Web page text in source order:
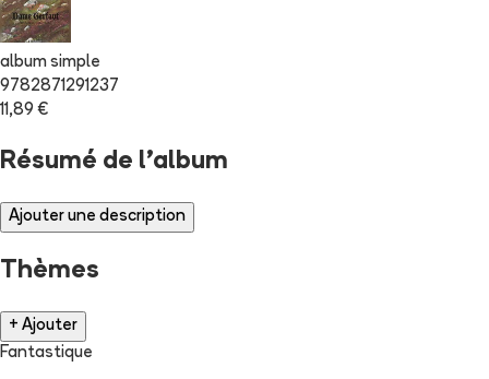
album simple
9782871291237
11,89 €
Résumé de l'album
Ajouter une description
Thèmes
+ Ajouter
Fantastique